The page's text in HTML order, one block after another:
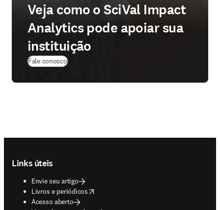
Veja como o SciVal Impact
Analytics pode apoiar sua
instituição
Fale conosco
Links úteis
Envie seu artigo
Livros e periódicos
opens in new tab/window
Acesso aberto